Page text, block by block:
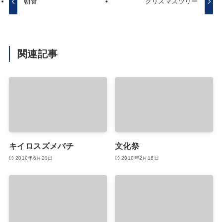
関連記事
キイロスズメバチ
2018年6月20日
文化祭
2018年2月16日